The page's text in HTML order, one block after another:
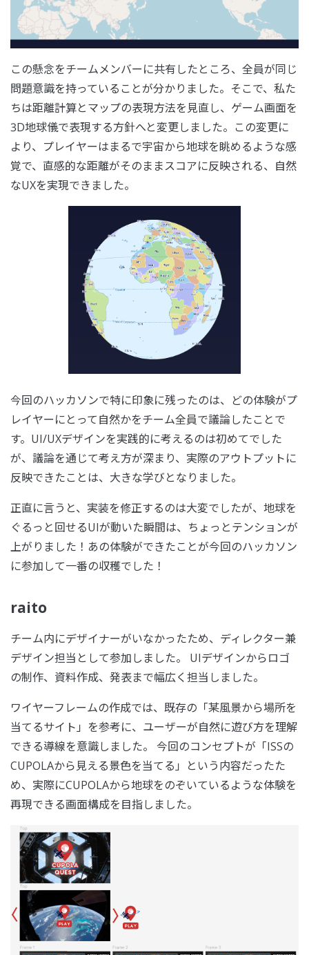
この懸念をチームメンバーに共有したところ、全員が同じ
問題意識を持っていることが分かりました。そこで、私た
ちは距離計算とマップの表現方法を見直し、ゲーム画面を
3D地球儀で表現する方針へと変更しました。この変更に
より、プレイヤーはまるで宇宙から地球を眺めるような感
覚で、直感的な距離がそのままスコアに反映される、自然
なUXを実現できました。
今回のハッカソンで特に印象に残ったのは、どの体験がプ
レイヤーにとって自然かをチーム全員で議論したことで
す。UI/UXデザインを実践的に考えるのは初めてでした
が、議論を通じて考え方が深まり、実際のアウトプットに
反映できたことは、大きな学びとなりました。
正直に言うと、実装を修正するのは大変でしたが、地球を
ぐるっと回せるUIが動いた瞬間は、ちょっとテンションが
上がりました！あの体験ができたことが今回のハッカソン
に参加して一番の収穫でした！
raito
チーム内にデザイナーがいなかったため、ディレクター兼
デザイン担当として参加しました。 UIデザインからロゴ
の制作、資料作成、発表まで幅広く担当しました。
ワイヤーフレームの作成では、既存の「某風景から場所を
当てるサイト」を参考に、ユーザーが自然に遊び方を理解
できる導線を意識しました。 今回のコンセプトが「ISSの
CUPOLAから見える景色を当てる」という内容だったた
め、実際にCUPOLAから地球をのぞいているような体験を
再現できる画面構成を目指しました。